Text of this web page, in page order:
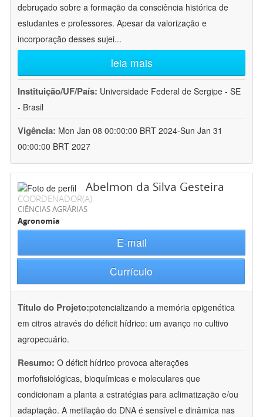
debruçado sobre a formação da consciência histórica de
estudantes e professores. Apesar da valorização e
incorporação desses sujei...
leia mais
Instituição/UF/País: Universidade Federal de Sergipe - SE
- Brasil
Vigência: Mon Jan 08 00:00:00 BRT 2024-Sun Jan 31
00:00:00 BRT 2027
Abelmon da Silva Gesteira
COORDENADOR(A)
CIÊNCIAS AGRÁRIAS
Agronomia
E-mail
Currículo
Título do Projeto:potencializando a memória epigenética
em citros através do déficit hídrico: um avanço no cultivo
agropecuário.
Resumo: O déficit hídrico provoca alterações
morfofisiológicas, bioquímicas e moleculares que
condicionam a planta a estratégias para aclimatização e/ou
adaptação. A metilação do DNA é sensível e dinâmica nas